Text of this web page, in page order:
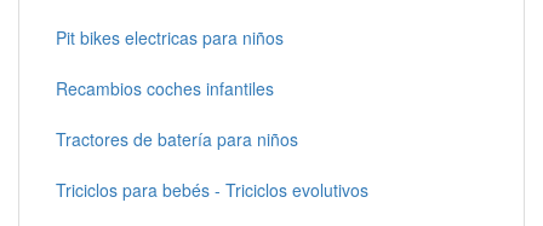
Pit bikes electricas para niños
Recambios coches infantiles
Tractores de batería para niños
Triciclos para bebés - Triciclos evolutivos